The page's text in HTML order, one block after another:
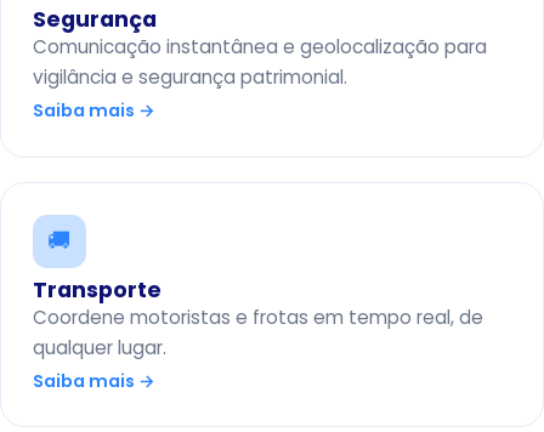
Segurança
Comunicação instantânea e geolocalização para
vigilância e segurança patrimonial.
Saiba mais →
🚚
Transporte
Coordene motoristas e frotas em tempo real, de
qualquer lugar.
Saiba mais →